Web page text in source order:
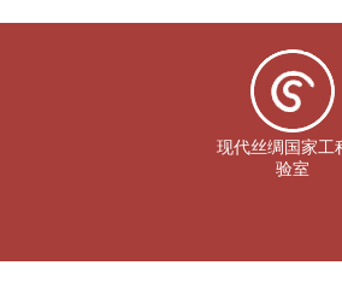
现代丝绸国家工
验室